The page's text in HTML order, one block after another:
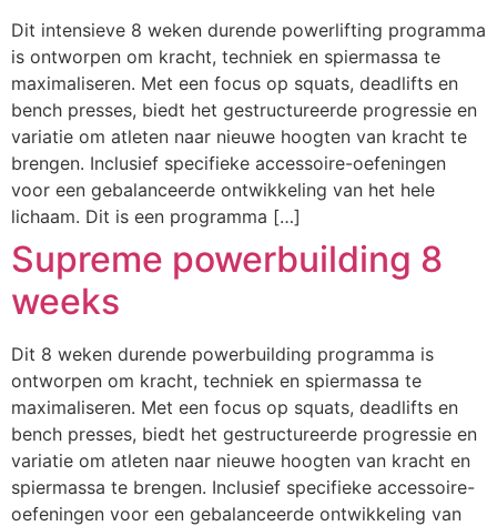
Dit intensieve 8 weken durende powerlifting programma
is ontworpen om kracht, techniek en spiermassa te
maximaliseren. Met een focus op squats, deadlifts en
bench presses, biedt het gestructureerde progressie en
variatie om atleten naar nieuwe hoogten van kracht te
brengen. Inclusief specifieke accessoire-oefeningen
voor een gebalanceerde ontwikkeling van het hele
lichaam. Dit is een programma […]
Supreme powerbuilding 8
weeks
Dit 8 weken durende powerbuilding programma is
ontworpen om kracht, techniek en spiermassa te
maximaliseren. Met een focus op squats, deadlifts en
bench presses, biedt het gestructureerde progressie en
variatie om atleten naar nieuwe hoogten van kracht en
spiermassa te brengen. Inclusief specifieke accessoire-
oefeningen voor een gebalanceerde ontwikkeling van